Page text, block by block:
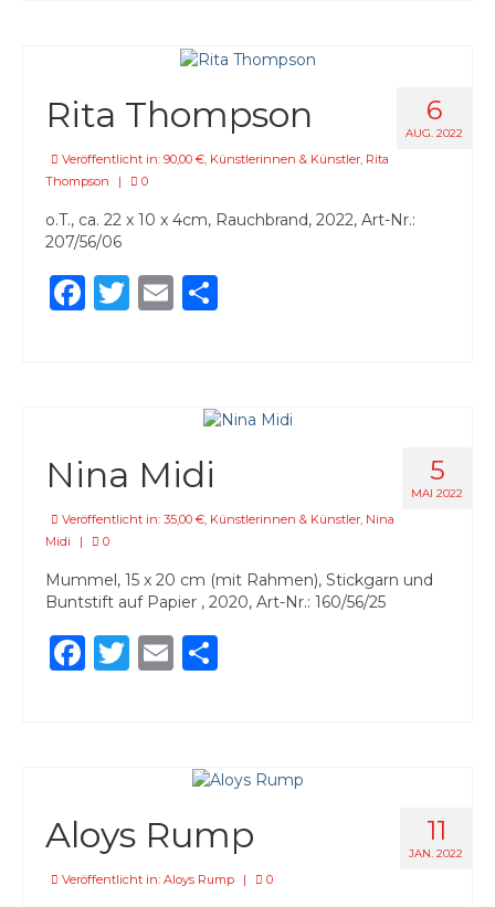
6
AUG. 2022
Rita Thompson
Veröffentlicht in: 90,00 € Künstlerinnen & Künstler Rita
Thompson
| 0
o.T., ca. 22 x 10 x 4cm, Rauchbrand, 2022, Art-Nr.:
207/56/06
Facebook
Twitter
Email
5
MAI 2022
Nina Midi
Veröffentlicht in: 35,00 €, Künstlerinnen & Künstler, Nina
Midi
| 0
Mummel, 15 x 20 cm (mit Rahmen), Stickgarn und
Buntstift auf Papier , 2020, Art-Nr.: 160/56/25
Facebook
Twitter
Email
11
JAN. 2022
Aloys Rump
Veröffentlicht in: Aloys Rump | 0